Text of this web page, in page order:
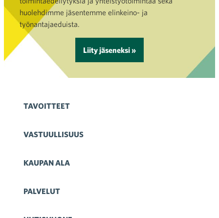
huolehdimme jäsentemme elinkeino- ja
työnantajaeduista.
Liity jäseneksi »
TAVOITTEET
VASTUULLISUUS
KAUPAN ALA
PALVELUT